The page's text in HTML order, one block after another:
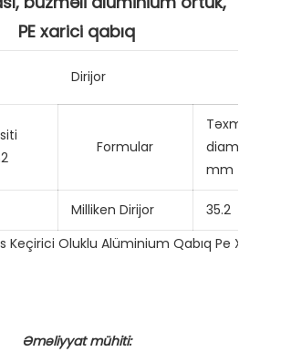
Dirijor
Formular
Təxminən
diametri
mm
Milliken Dirijor 35.2